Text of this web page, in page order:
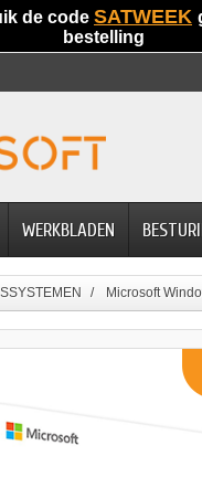
de code SATWEEK
bestelling
WERKBLADEN
Microsoft